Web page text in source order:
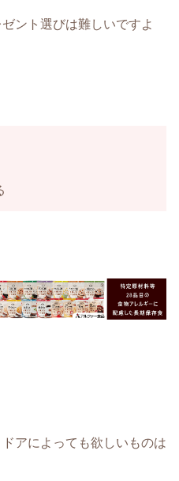
ント選びは難しいですよ
アによっても欲しいものは